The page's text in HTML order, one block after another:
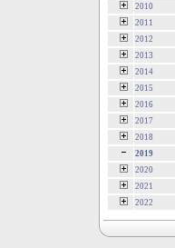
2010
2011
2012
2013
2014
2015
2016
2017
2018
2019
2020
2021
2022